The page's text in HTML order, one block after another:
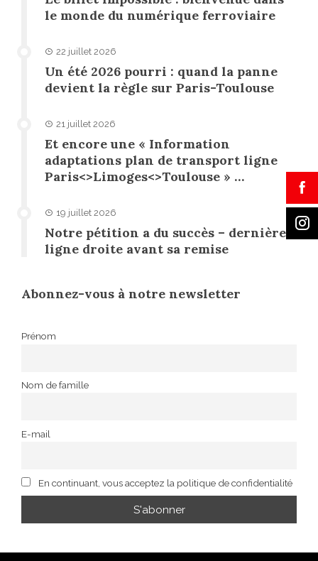
le monde du numérique ferroviaire
22 juillet 2026
Un été 2026 pourri : quand la panne
devient la règle sur Paris-Toulouse
21 juillet 2026
Et encore une « Information
adaptations plan de transport ligne
Paris<>Limoges<>Toulouse » …
19 juillet 2026
Notre pétition a du succès – dernière
ligne droite avant sa remise
Abonnez-vous à notre newsletter
Prénom
Nom de famille
E-mail
En continuant, vous acceptez la politique de confidentialité